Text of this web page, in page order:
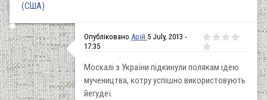
(США)
Опубліковано Арій 5 July, 2013 -
17:35
Москалі з України підкинули полякам ідею
мучеництва, котру успішно використовують
йегудеї.